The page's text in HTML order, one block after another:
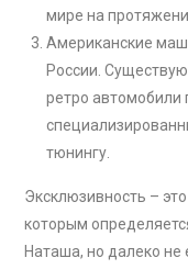
мире на
Американские
России.
ретро автомобили
тюнингу.
Эксклюзивность –
которым
Наташа, но далеко